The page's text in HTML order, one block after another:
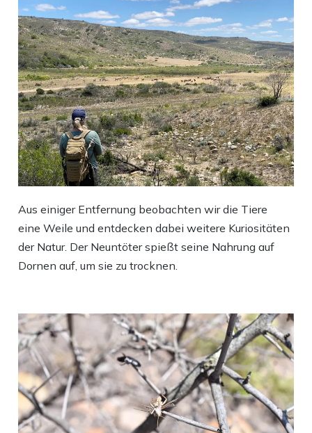
Aus einiger Entfernung beobachten wir die Tiere
eine Weile und entdecken dabei weitere Kuriositäten
der Natur. Der Neuntöter spießt seine Nahrung auf
Dornen auf, um sie zu trocknen.